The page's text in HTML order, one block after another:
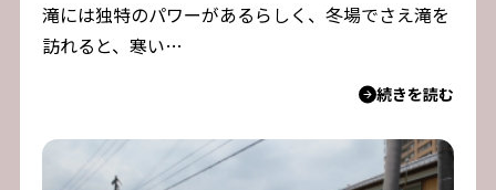
滝には独特のパワーがあるらしく、冬場でさえ滝を
訪れると、寒い…
続きを読む